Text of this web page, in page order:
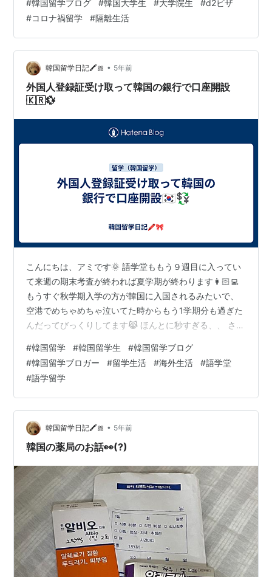
器をその都度洗って重ねて保管していました。 その際に
容器をウエットティッシュで拭いたりもするのですが、
そうして出たゴミは 臭いがするので、それらは生ゴミ用
袋にまとめてしばっていました。 その他の用途にも使え
ま…
#韓国留学ブログ #韓国大学生 #大学院生 #d2ビザ
#コロナ禍留学 #隔離生活
韓国留学日記🖍🎀 • 5年前
外国人登録証受け取って韓国の銀行で口座開設
🇰🇷💱
こんにちは、アミです🌞 語学堂ももう９週目に入ってい
て来週の期末考査が終われば夏学期が終わります👩🏻‍💻
もうすぐ秋学期入学の方が韓国に入国されるみたいで、
空港でめちゃめちゃ泣いてた時からもう1学期分も過ぎた
んだってびっくりしてます😹 ほんとに秒すぎる、、 さて
は基本的に外国人登録証が発行されてからすることがで
きます （一部学校内の銀行であれば外国人登録証なしで
開設できる場合もあります） まあこの外国人登録証って
のがめっちゃ時間かかるんですわ、、💦（笑） ちなみに
私は外国人登録証を学校からの団体受付で申請しまし
た！ 6月23日に受付 7月9…
#韓国留学 #韓国留学生 #韓国留学ブログ
#韓国留学ブロガー #留学生活 #海外生活 #語学堂
#語学留学
韓国留学日記🖍🎀 • 5年前
韓国の薬局のお話👀(?)